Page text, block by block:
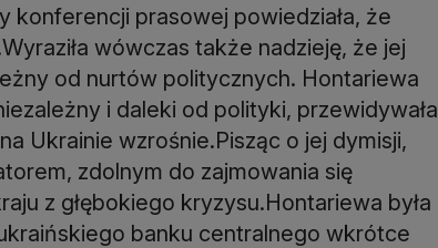
konferencji prasowej powiedziała, że
wówczas także nadzieję, że jej
od nurtów politycznych. Hontariewa
i daleki od polityki, przewidywała
Ukrainie wzrośnie.Pisząc o jej dymisji,
zdolnym do zajmowania się
z głębokiego kryzysu.Hontariewa była
banku centralnego wkrótce